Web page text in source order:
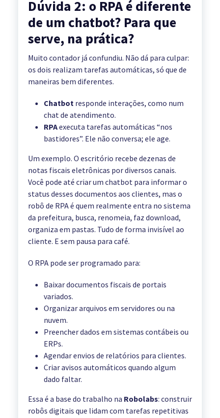
Dúvida 2: o RPA é diferente
de um chatbot? Para que
serve, na prática?
Muito contador já confundiu. Não dá para culpar:
os dois realizam tarefas automáticas, só que de
maneiras bem diferentes.
Chatbot responde interações, como num
chat de atendimento.
RPAexecuta tarefas automáticas “nos
bastidores”. Ele não conversa; ele age.
Um exemplo. O escritório recebe dezenas de
notas fiscais eletrônicas por diversos canais.
Você pode até criar um chatbot para informar o
status desses documentos aos clientes, mas o
robô de RPA é quem realmente entra no sistema
da prefeitura, busca, renomeia, faz download,
organiza em pastas. Tudo de forma invisível ao
cliente. E sem pausa para café.
O RPA pode ser programado para:
Baixar documentos fiscais de portais
variados.
Organizar arquivos em servidores ou na
nuvem.
Preencher dados em sistemas contábeis ou
ERPs.
Agendar envios de relatórios para clientes.
Criar avisos automáticos quando algum
dado faltar.
Essa é a base do trabalho na Robolabs: construir
robôs digitais que lidam com tarefas repetitivas